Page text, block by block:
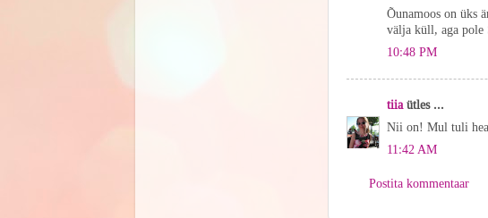
Õunamoos on üks
välja küll, aga pole
10:48 PM
tiiaütles ...
Nii on! Mul tuli
11:42 AM
Postita kommentaar